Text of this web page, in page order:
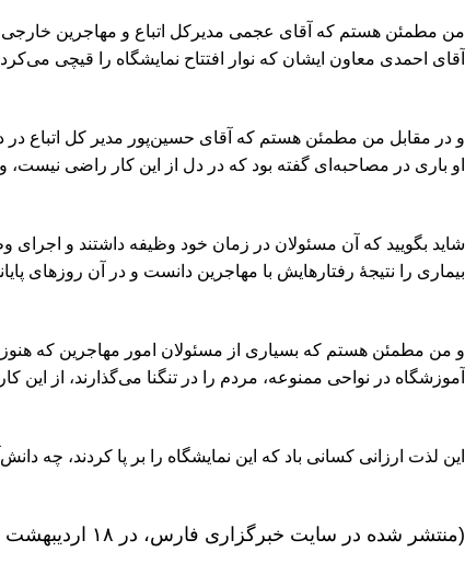
من مطمئن هستم که آقای عجمی مدیرکل اتباع و مهاجرین
آقای احمدی معاون ایشان که نوار افتتاح نمایشگاه را قیچی
و در مقابل من مطمئن هستم که آقای حسین‌پور مدیر کل اتباع در
او باری در مصاحبه‌‌ای گفته بود که در دل از این کار راضی
شاید بگویید که آن مسئولان در زمان خود وظیفه داشتند و اجرای
بیماری را نتیجۀ رفتارهایش با مهاجرین دانست و در آن روزهای
و من مطمئن هستم که بسیاری از مسئولان امور مهاجرین که
آموزشگاه در نواحی ممنوعه، مردم را در تنگنا می‌گذارند، از
این لذت ارزانی کسانی باد که این نمایشگاه را بر پا کردند، چه
(منتشر شده در سایت خبرگزاری فارس، در ۱۸ اردیبهشت ۱۳۹۵)